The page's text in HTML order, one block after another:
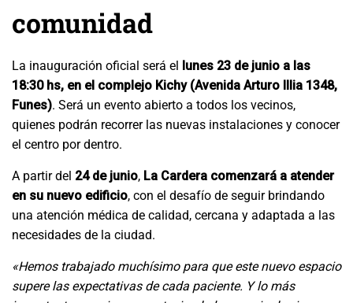
comunidad
La inauguración oficial será el
lunes 23 de junio a las
18:30 hs, en el complejo Kichy (Avenida Arturo Illia 1348,
Funes). Será un evento abierto a todos los vecinos,
quienes podrán recorrer las nuevas instalaciones y conocer
el centro por dentro.
A partir del 24 de junio, La Cardera comenzará a atender
en su nuevo edificio, con el desafío de seguir brindando
una atención médica de calidad, cercana y adaptada a las
necesidades de la ciudad.
«Hemos trabajado muchísimo para que este nuevo espacio
supere las expectativas de cada paciente. Y lo más